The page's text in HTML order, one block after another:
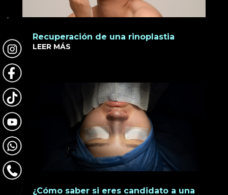
Recuperación de una rinoplastia
LEER MÁS
¿Cómo saber si eres candidato a una